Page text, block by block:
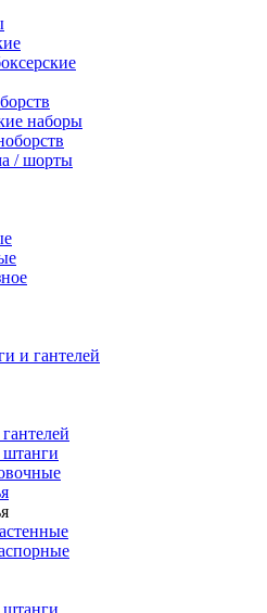
наборы
/ шорты
и гантелей
штанги